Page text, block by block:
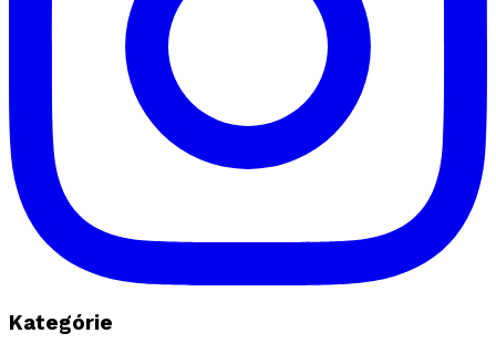
Kategórie